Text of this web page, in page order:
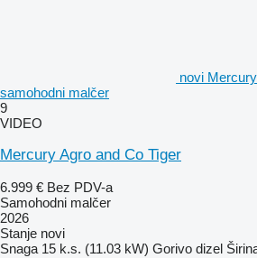
novi
samohodni malčer
9
VIDEO
Mercury Agro and Co Tiger
6.999 € Bez PDV-a
Samohodni malčer
2026
Stanje novi
Snaga 15 k.s. (11.03 kW) Gorivo dizel